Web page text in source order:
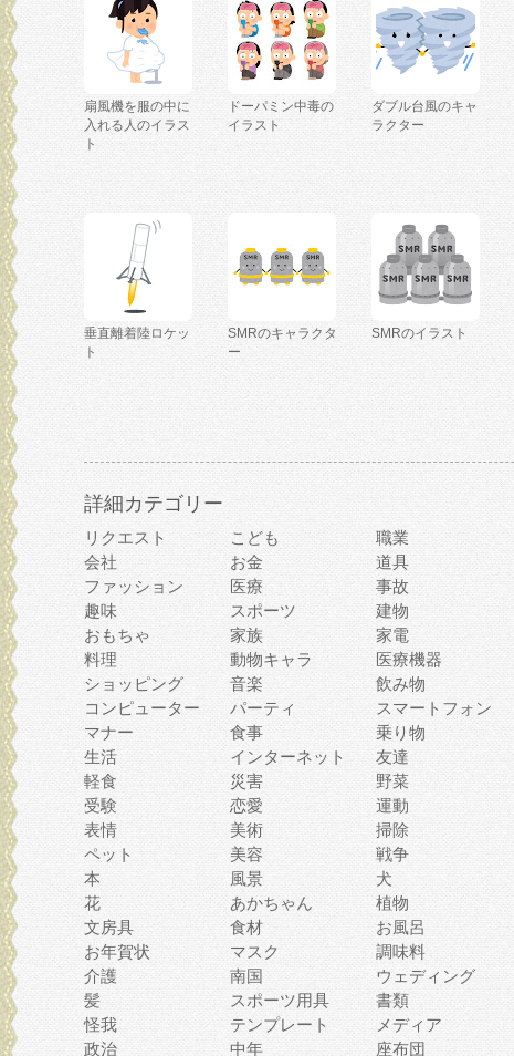
扇風機を服の中に
入れる人のイラス
ト
ドーパミン中毒の
イラスト
ダブル台風のキャ
ラクター
垂直離着陸ロケッ
ト
SMRのキャラクタ
ー
SMRのイラスト
詳細カテゴリー
リクエスト こども 職業
会社
お金 道具
ファッション
医療 事故
趣味
スポーツ 建物
おもちゃ
家族 家電
料理
動物キャラ 医療機器
ショッピング
音楽 飲み物
コンピューター
パーティ スマートフォン
マナー
食事 乗り物
生活
インターネット 友達
軽食
災害 野菜
受験
恋愛 運動
表情
美術 掃除
ペット
美容 戦争
本
風景 犬
花
あかちゃん 植物
文房具
食材 お風呂
お年賀状
マスク 調味料
介護
南国 ウェディング
髪
スポーツ用具 書類
怪我
テンプレート メディア
政治
中年 座布団